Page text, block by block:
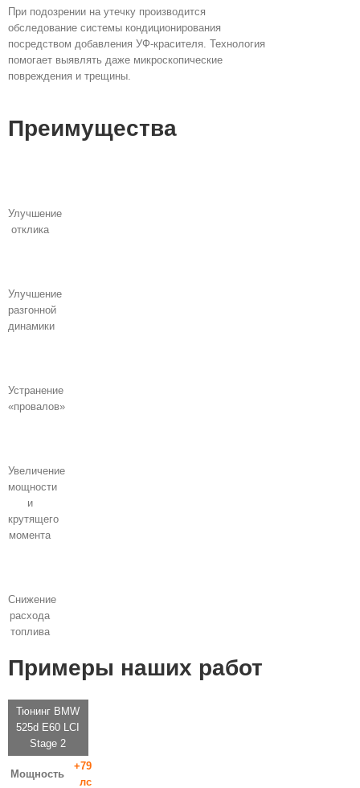
При подозрении на утечку производится
обследование системы кондиционирования
посредством добавления УФ-красителя. Технология
помогает выявлять даже микроскопические
повреждения и трещины.
Преимущества
Улучшение
отклика
Улучшение
разгонной
динамики
Устранение
«провалов»
Увеличение
мощности
и
крутящего
момента
Снижение
расхода
топлива
Примеры наших работ
Тюнинг BMW
525d E60 LCI
Stage 2
Мощность
+79
лс